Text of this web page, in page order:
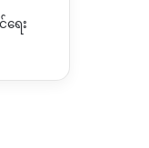
ေး